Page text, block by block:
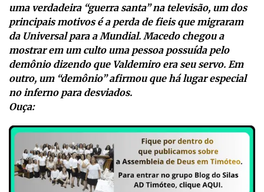
uma verdadeira “guerra santa” na televisão, um dos
principais motivos é a perda de fieis que migraram
da Universal para a Mundial. Macedo chegou a
mostrar em um culto uma pessoa possuída pelo
demônio dizendo que Valdemiro era seu servo. Em
outro, um “demônio” afirmou que há lugar especial
no inferno para desviados.
Ouça: